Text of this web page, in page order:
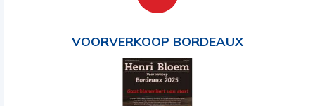
VOORVERKOOP BORDEAUX